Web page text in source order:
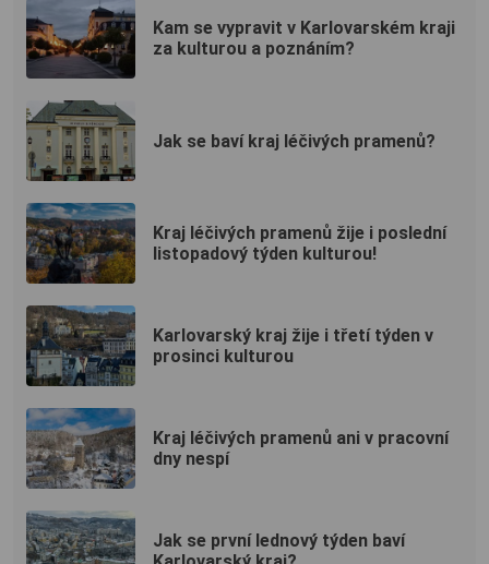
Kam se vypravit v Karlovarském kraji
za kulturou a poznáním?
Jak se baví kraj léčivých pramenů?
Kraj léčivých pramenů žije i poslední
listopadový týden kulturou!
Karlovarský kraj žije i třetí týden v
prosinci kulturou
Kraj léčivých pramenů ani v pracovní
dny nespí
Jak se první lednový týden baví